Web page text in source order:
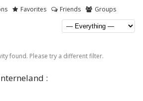
Favorites Friends Groups
found. Please try a different filter.
: